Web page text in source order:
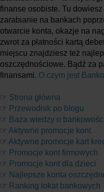
finanse osobiste. Tu
zarabianie na bankach
otwarcie konta, okazje na
zwrot za płatności kartą
miejscu znajdziesz też
oszczędnościowe. Bądź za
finansami. O czym jest
☞ Strona główna
☞ Przewodnik po blogu
☞ Baza wiedzy o
☞ Aktywne promocje kont
☞ Aktywne promocje kart
☞ Promocje kont firmowych
☞ Promocje kont dla dzieci
☞ Najlepsze konta
☞ Ranking lokat bankowych